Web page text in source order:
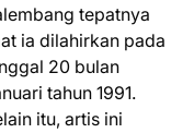
tepatnya
ia dilahirkan pada
20 bulan
tahun 1991.
itu, artis ini